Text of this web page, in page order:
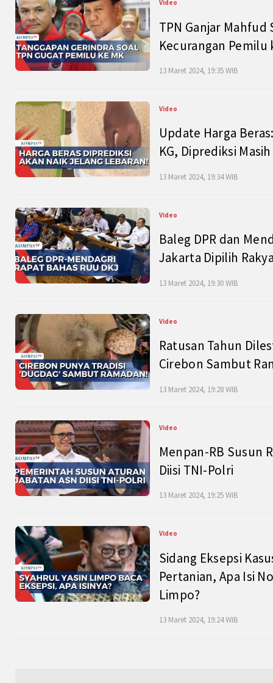
Video
TPN Ganjar Mahfud
Kecurangan Pemilu
13 Maret 2024, 19:35 WIB
Video
Update Harga
KG, Diprediksi
13 Maret 2024, 19:34 WIB
Video
Baleg DPR dan
Jakarta Dipilih
13 Maret 2024, 19:30 WIB
Video
Ratusan Tahun
Cirebon Sambut
13 Maret 2024, 19:28 WIB
Video
Menpan-RB Susun
Diisi TNI-Polri
13 Maret 2024, 19:25 WIB
Video
Sidang Eksepsi
Pertanian, Apa Isi
Limpo?
13 Maret 2024, 19:24 WIB